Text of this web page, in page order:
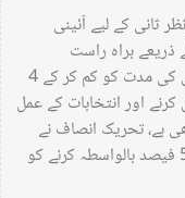
ثانی کے لیے آئینی
ذریعے براہ راست
انتخاب) کی تجویز پیش کی ہے، قومی اسمبلی کی مدت کو کم کر کے 4
سینیٹ کی مدت کو کم کر کے 5 سال کرنے اور انتخابات کے عمل
ہے، تحریک انصاف نے
سینیٹرز کا انتخاب 50 فیصد براہ راست اور 50 فیصد بالواسطہ کرنے کو